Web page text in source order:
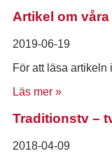
Artikel om
2019-06-19
För att läsa artikeln
Läs mer »
Traditionstv –
2018-04-09